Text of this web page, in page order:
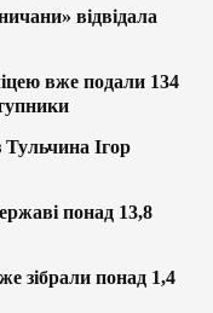
відвідала
вже подали 134
Тульчина Ігор
понад 13,8
зібрали понад 1,4